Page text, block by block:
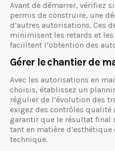
Avant de démarrer, vérifiez
permis de construire, une
d’autres autorisations. Ces
minimisent les retards et
facilitent l’obtention des
Gérer le chantier de
Avec les autorisations en
choisis, établissez un
régulier de l’évolution des
exigez des contrôles qualité
garantir que le résultat final
tant en matière
technique.